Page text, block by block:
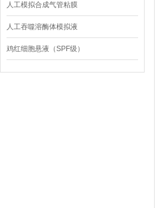
人工模拟合成气管粘膜
人工吞噬溶酶体模拟液
鸡红细胞悬液（SPF级）